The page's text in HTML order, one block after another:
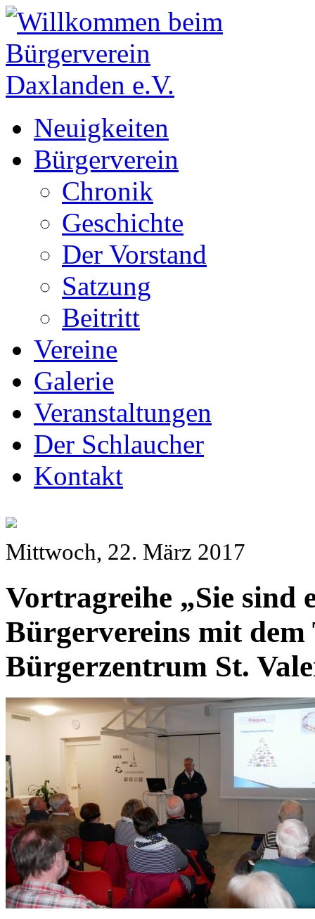
Neuigkeiten
Bürgerverein
Chronik
Geschichte
Der Vorstand
Satzung
Beitritt
Vereine
Galerie
Veranstaltungen
Der Schlaucher
Kontakt
Mittwoch, 22. März 2017
Vortragreihe „Sie sind
Bürgervereins mit
Bürgerzentrum St.